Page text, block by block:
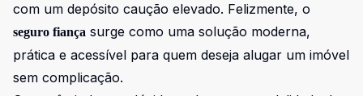
com um depósito caução elevado. Felizmente, o
seguro fiança surge como uma solução moderna,
prática e acessível para quem deseja alugar um imóvel
sem complicação.